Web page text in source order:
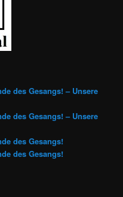
des Gesangs! – Unsere
des Gesangs! – Unsere
des Gesangs!
des Gesangs!